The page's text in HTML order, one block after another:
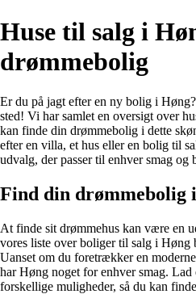
Huse til salg i
drømmebolig
Er du på jagt efter en ny bolig i
sted! Vi har samlet en oversigt over
kan finde din drømmebolig i dette
efter en villa, et hus eller en bolig til
udvalg, der passer til enhver smag og
Find din drømmebolig
At finde sit drømmehus kan være en
vores liste over boliger til salg i Høng
Uanset om du foretrækker en
har Høng noget for enhver smag. Lad
forskellige muligheder, så du kan